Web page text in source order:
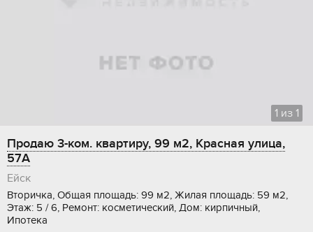
1 из 1
Продаю 3-ком. квартиру, 99 м2, Красная улица,
57А
Ейск
Вторичка, Общая площадь: 99 м2, Жилая площадь: 59 м2,
Этаж: 5 / 6, Ремонт: косметический, Дом: кирпичный,
Ипотека